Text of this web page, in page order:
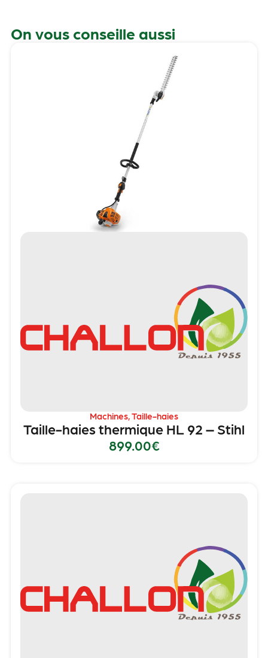
On vous conseille aussi
Machines,Taille-haies
Taille-haies thermique HL 92 – Stihl
899.00€